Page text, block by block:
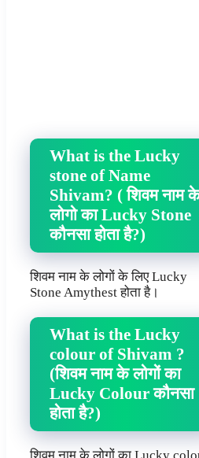
What is the Lucky
stone of Name
Shivam? ( शिवम नाम
लोगो का Lucky Stone
कौनसा होता है?)
शिवम नाम के लोगों के लिए Lucky
Stone Amythest होता है।
What is the Lucky
colour of Shivam ?
(शिवम नाम के लोगों का
Lucky Colour कौनसा
होता है?)